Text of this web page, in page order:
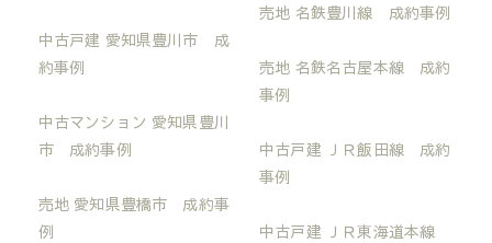
中古戸建 愛知県豊川市 成
約事例
中古マンション 愛知県豊川
市 成約事例
売地 愛知県豊橋市 成約事
例
売地 名鉄豊川線 成約事例
売地 名鉄名古屋本線 成約
事例
中古戸建 ＪＲ飯田線 成約
事例
中古戸建 ＪＲ東海道本線